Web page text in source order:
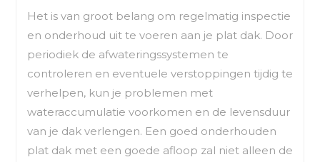
Het is van groot belang om regelmatig inspectie
en onderhoud uit te voeren aan je plat dak. Door
periodiek de afwateringssystemen te
controleren en eventuele verstoppingen tijdig te
verhelpen, kun je problemen met
wateraccumulatie voorkomen en de levensduur
van je dak verlengen. Een goed onderhouden
plat dak met een goede afloop zal niet alleen de